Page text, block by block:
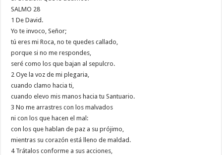
SALMO 28
1 De David.
Yo te invoco, Señor;
tú eres mi Roca, no te quedes callado,
porque si no me respondes,
seré como los que bajan al sepulcro.
2 Oye la voz de mi plegaria,
cuando clamo hacia ti,
cuando elevo mis manos hacia tu Santuario.
3 No me arrastres con los malvados
ni con los que hacen el mal:
con los que hablan de paz a su prójimo,
mientras su corazón está lleno de maldad.
4 Trátalos conforme a sus acciones,